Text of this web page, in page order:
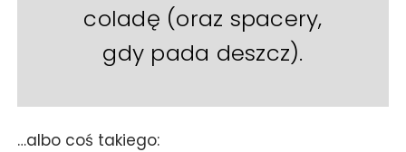
coladę (oraz spacery,
gdy pada deszcz).
…albo coś takiego: